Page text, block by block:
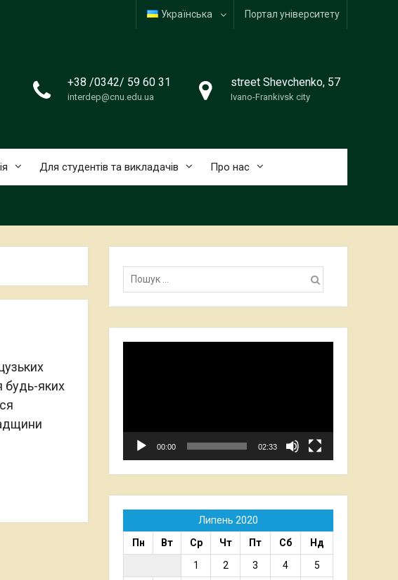
Українська Портал університету
+38 /0342/ 59 60 31
interdep@cnu.edu.ua
street Shevchenko, 57
Ivano-Frankivsk city
Для студентів та викладачів Про нас
будь-яких
Пошук:
00:00 02:33
Липень 2020
Пн
Вт Ср Чт Пт Сб
Нд
1
2 3 4
5